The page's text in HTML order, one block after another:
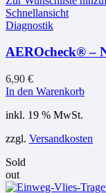
Schnellansicht
Diagnostik
AEROcheck® –
6,90 €
In den Warenkorb
inkl. 19 % MwSt.
zzgl. Versandkosten
Sold
out